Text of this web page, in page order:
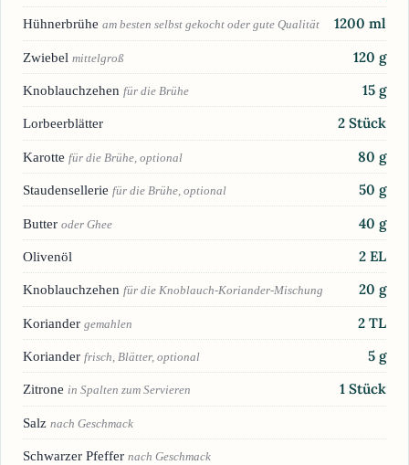
Hühnerbrühe am besten selbst gekocht oder gute Qualität 1200 ml
Zwiebel mittelgroß 120 g
Knoblauchzehen für die Brühe 15 g
Lorbeerblätter 2 Stück
Karotte für die Brühe, optional 80 g
Staudensellerie für die Brühe, optional 50 g
Butter oder Ghee 40 g
Olivenöl 2 EL
Knoblauchzehen für die Knoblauch-Koriander-Mischung 20 g
Koriander gemahlen 2 TL
Koriander frisch, Blätter, optional 5 g
Zitrone in Spalten zum Servieren 1 Stück
Salz nach Geschmack
Schwarzer Pfeffer nach Geschmack